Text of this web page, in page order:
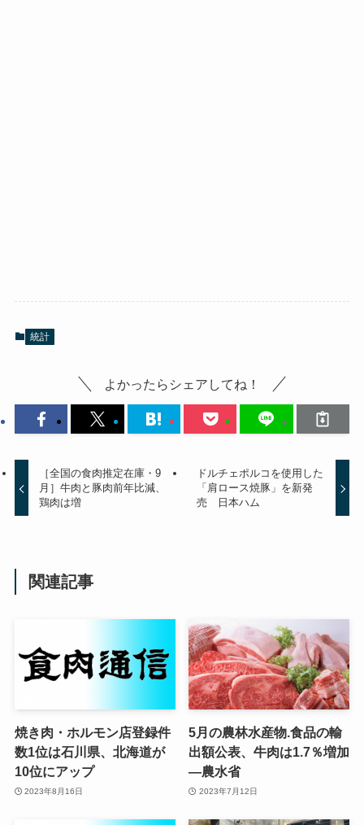
統計
よかったらシェアしてね！
［全国の食肉推定在庫・9
月］牛肉と豚肉前年比減、
鶏肉は増
ドルチェポルコを使用した
「肩ロース焼豚」を新発
売 日本ハム
関連記事
焼き肉・ホルモン店登録件
数1位は石川県、北海道が
10位にアップ
2023年8月16日
5月の農林水産物.食品の輸
出額公表、牛肉は1.7％増加
—農水省
2023年7月12日